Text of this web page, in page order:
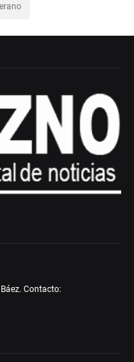
Contacto: